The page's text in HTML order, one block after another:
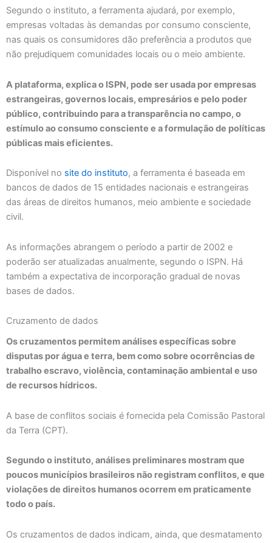
Segundo o instituto, a ferramenta ajudará, por exemplo,
empresas voltadas às demandas por consumo consciente,
nas quais os consumidores dão preferência a produtos que
não prejudiquem comunidades locais ou o meio ambiente.
A plataforma, explica o ISPN, pode ser usada por empresas
estrangeiras, governos locais, empresários e pelo poder
público, contribuindo para a transparência no campo, o
estímulo ao consumo consciente e a formulação de políticas
públicas mais eficientes.
Disponível no site do instituto, a ferramenta é baseada em
bancos de dados de 15 entidades nacionais e estrangeiras
das áreas de direitos humanos, meio ambiente e sociedade
civil.
As informações abrangem o período a partir de 2002 e
poderão ser atualizadas anualmente, segundo o ISPN. Há
também a expectativa de incorporação gradual de novas
bases de dados.
Cruzamento de dados
Os cruzamentos permitem análises específicas sobre
disputas por água e terra, bem como sobre ocorrências de
trabalho escravo, violência, contaminação ambiental e uso
de recursos hídricos.
A base de conflitos sociais é fornecida pela Comissão Pastoral
da Terra (CPT).
Segundo o instituto, análises preliminares mostram que
poucos municípios brasileiros não registram conflitos, e que
violações de direitos humanos ocorrem em praticamente
todo o país.
Os cruzamentos de dados indicam, ainda, que desmatamento